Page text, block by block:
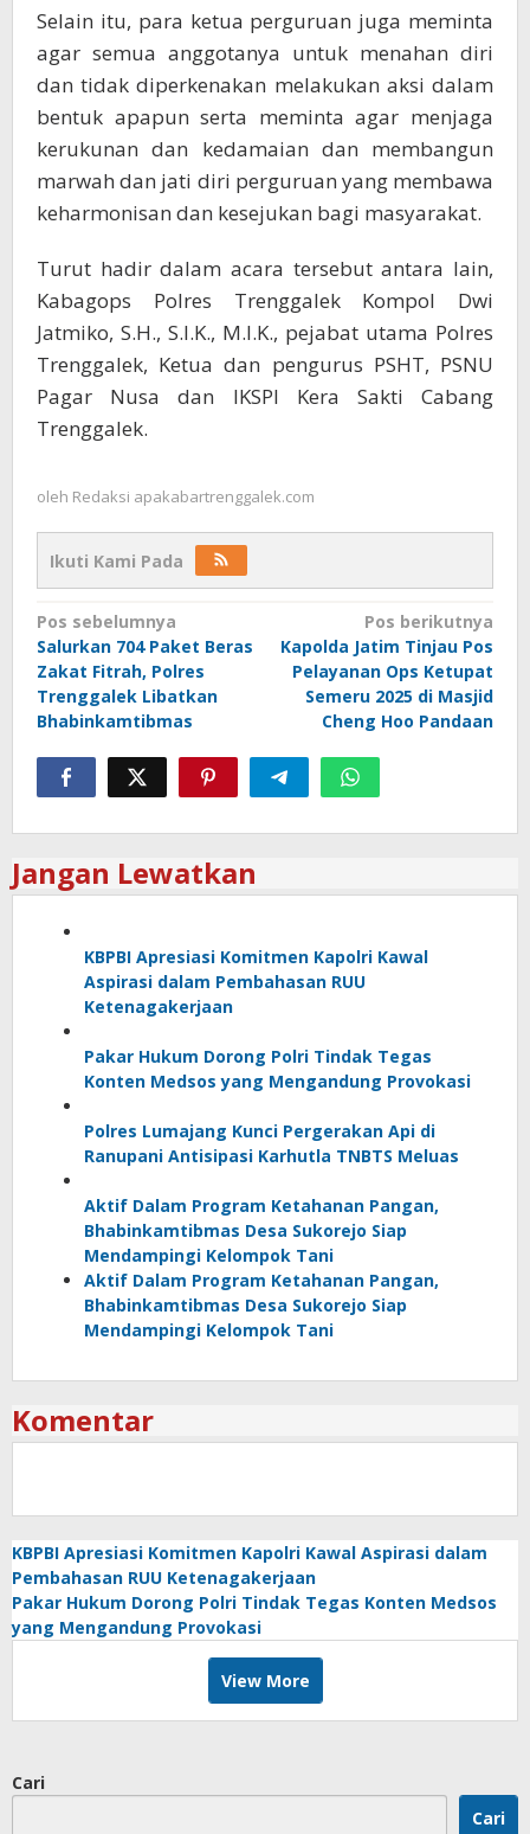
Selain itu, para ketua perguruan juga meminta
agar semua anggotanya untuk menahan diri
dan tidak diperkenakan melakukan aksi dalam
bentuk apapun serta meminta agar menjaga
kerukunan dan kedamaian dan membangun
marwah dan jati diri perguruan yang membawa
keharmonisan dan kesejukan bagi masyarakat.
Turut hadir dalam acara tersebut antara lain,
Kabagops Polres Trenggalek Kompol Dwi
Jatmiko, S.H., S.I.K., M.I.K., pejabat utama Polres
Trenggalek, Ketua dan pengurus PSHT, PSNU
Pagar Nusa dan IKSPI Kera Sakti Cabang
Trenggalek.
oleh Redaksi apakabartrenggalek.com
Ikuti Kami Pada
Navigasi
pos
Pos sebelumnya
Salurkan 704 Paket Beras
Zakat Fitrah, Polres
Trenggalek Libatkan
Bhabinkamtibmas
Pos berikutnya
Kapolda Jatim Tinjau Pos
Pelayanan Ops Ketupat
Semeru 2025 di Masjid
Cheng Hoo Pandaan
Jangan Lewatkan
KBPBI Apresiasi Komitmen Kapolri Kawal
Aspirasi dalam Pembahasan RUU
Ketenagakerjaan
Pakar Hukum Dorong Polri Tindak Tegas
Konten Medsos yang Mengandung Provokasi
Polres Lumajang Kunci Pergerakan Api di
Ranupani Antisipasi Karhutla TNBTS Meluas
Aktif Dalam Program Ketahanan Pangan,
Bhabinkamtibmas Desa Sukorejo Siap
Mendampingi Kelompok Tani
Aktif Dalam Program Ketahanan Pangan,
Bhabinkamtibmas Desa Sukorejo Siap
Mendampingi Kelompok Tani
Komentar
KBPBI Apresiasi Komitmen Kapolri Kawal Aspirasi dalam
Pembahasan RUU Ketenagakerjaan
Pakar Hukum Dorong Polri Tindak Tegas Konten Medsos
yang Mengandung Provokasi
View More
Cari
Cari